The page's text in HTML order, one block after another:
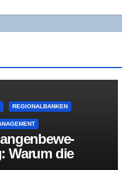
REGIONALBANKEN
War­um die